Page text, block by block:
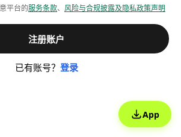
平台的服务条款、 风险与合规披露及隐私政策声明
注册账户
已有账号？ 登录
App